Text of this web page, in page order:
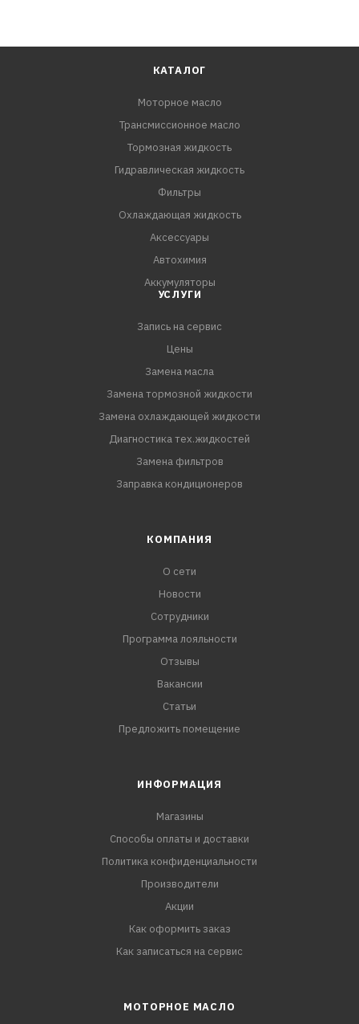
КАТАЛОГ
Моторное масло
Трансмиссионное масло
Тормозная жидкость
Гидравлическая жидкость
Фильтры
Охлаждающая жидкость
Аксессуары
Автохимия
Аккумуляторы
УСЛУГИ
Запись на сервис
Цены
Замена масла
Замена тормозной жидкости
Замена охлаждающей жидкости
Диагностика тех.жидкостей
Замена фильтров
Заправка кондиционеров
КОМПАНИЯ
О сети
Новости
Сотрудники
Программа лояльности
Отзывы
Вакансии
Статьи
Предложить помещение
ИНФОРМАЦИЯ
Магазины
Способы оплаты и доставки
Политика конфиденциальности
Производители
Акции
Как оформить заказ
Как записаться на сервис
МОТОРНОЕ МАСЛО